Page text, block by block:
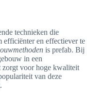
technieken die
efficiënter en effectiever te
is prefab. Bij
in een
zorgt voor hoge kwaliteit
van deze